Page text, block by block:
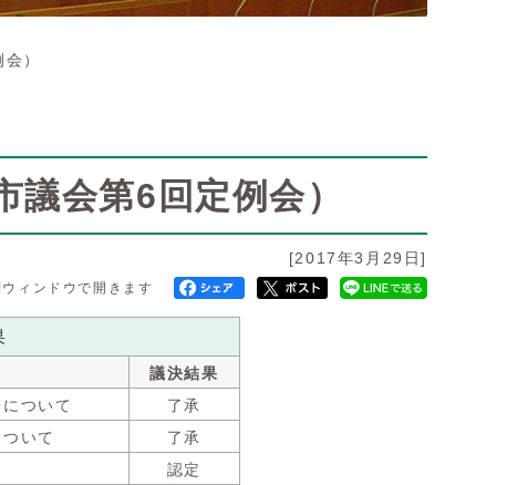
）
会第6回定例会）
[2017年3月29日]
ィンドウで開きます
議決結果
ついて
了承
いて
了承
認定